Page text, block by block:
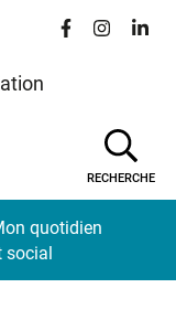
d'accessibilité
Lien vers le
Lien vers
Lien
RECHERCHE
quotidien
social